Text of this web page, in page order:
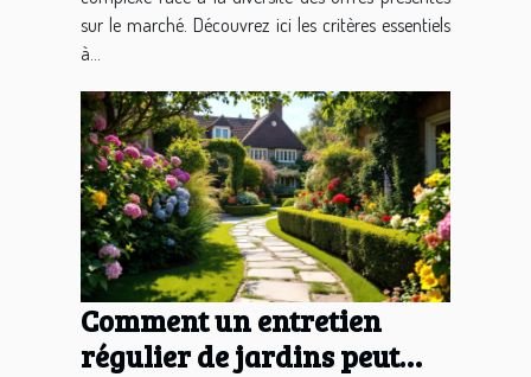
sur le marché. Découvrez ici les critères essentiels
à...
Comment un entretien
régulier de jardins peut